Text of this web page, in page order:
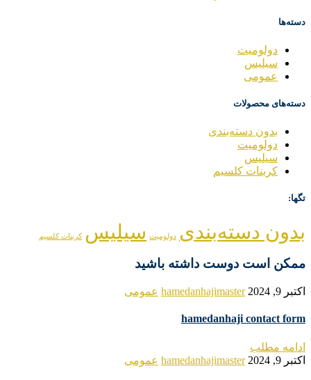
دسته‌ها
دولومیت
سیلیس
عمومی
دسته‌های محصولات
بدون دسته‌بندی
دولومیت
سیلیس
کربنات کلسیم
تگها:
بدون دسته‌بندی دولومیت سیلیس کربنات کلسیم
ممکن است دوست داشته باشید
اکتبر 9, 2024 hamedanhajimaster عمومی
hamedanhaji contact form
ادامه مطلب
اکتبر 9, 2024
hamedanhajimaster عمومی